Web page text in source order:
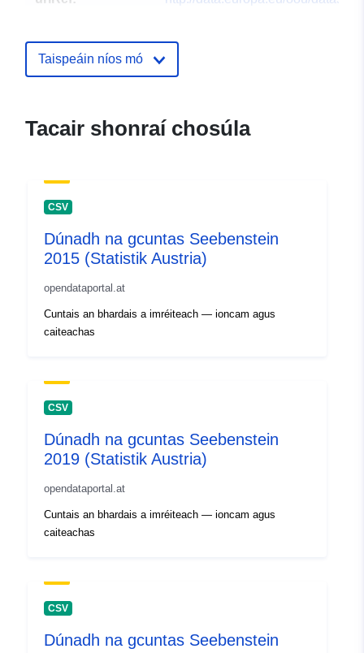
Taispeáin níos mó
Tacair shonraí chosúla
CSV
Dúnadh na gcuntas Seebenstein
2015 (Statistik Austria)
opendataportal.at
Cuntais an bhardais a imréiteach — ioncam agus
caiteachas
CSV
Dúnadh na gcuntas Seebenstein
2019 (Statistik Austria)
opendataportal.at
Cuntais an bhardais a imréiteach — ioncam agus
caiteachas
CSV
Dúnadh na gcuntas Seebenstein